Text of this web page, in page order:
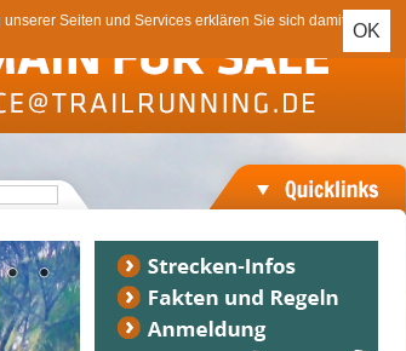
OK
Seiten und Services erklären Sie sich damit